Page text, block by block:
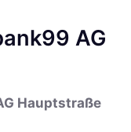
AG
Hauptstraße